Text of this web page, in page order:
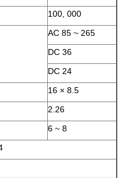
100, 000
AC 85 ~ 265
DC 36
DC 24
16 × 8.5
2.26
6 ~ 8